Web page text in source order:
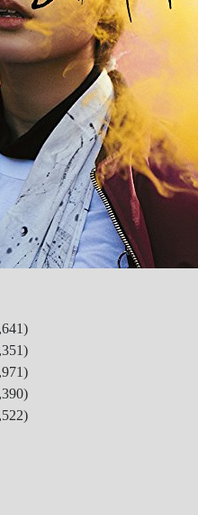
ード大賞 AKB48 受賞
ニュース APK 無廣告版
ニュース APK 無廣告
beautiful memory～
)
)